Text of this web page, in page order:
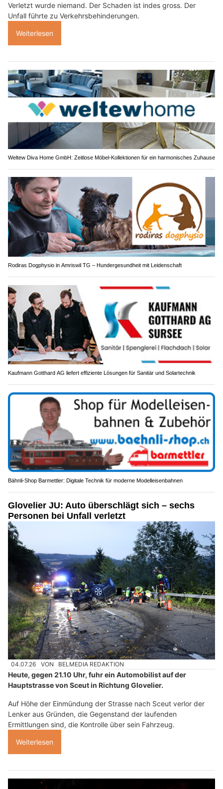
Verletzt wurde niemand. Der Schaden ist indes gross. Der
Unfall führte zu Verkehrsbehinderungen.
Weiterlesen
Weltew Diva Home GmbH: Zeitlose Möbel-Kollektionen für ein harmonisches Zuhause
Rodiras Dogphysio in Amriswil TG – Hundergesundheit mit Leidenschaft
Kaufmann Gotthard AG liefert effiziente Lösungen für Sanitär und Solartechnik
Bähnli-Shop Barmettler: Digitale Technik für moderne Modelleisenbahnen
Glovelier JU: Auto überschlägt sich – sechs
Personen bei Unfall verletzt
04.07.26 VON BELMEDIA REDAKTION
Heute, gegen 21.10 Uhr, fuhr ein Automobilist auf der
Hauptstrasse von Sceut in Richtung Glovelier.
Auf Höhe der Einmündung der Strasse nach Sceut verlor der
Lenker aus Gründen, die Gegenstand der laufenden
Ermittlungen sind, die Kontrolle über sein Fahrzeug.
Weiterlesen